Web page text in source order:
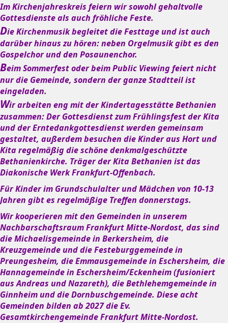
Im Kirchenjahreskreis feiern wir sowohl gehaltvolle
Gottesdienste als auch fröhliche Feste.
Die Kirchenmusik begleitet die Festtage und ist auch
darüber hinaus zu hören: neben Orgelmusik gibt es den
Gospelchor und den Posaunenchor.
Beim Sommerfest oder beim Public Viewing feiert nicht
nur die Gemeinde, sondern der ganze Stadtteil ist
eingeladen.
Wir arbeiten eng mit der Kindertagesstätte Bethanien
zusammen: Der Gottesdienst zum Frühlingsfest der Kita
und der Erntedankgottesdienst werden gemeinsam
gestaltet, außerdem besuchen die Kinder aus Hort und
Kita regelmäßig die schöne denkmalgeschützte
Bethanienkirche. Träger der Kita Bethanien ist das
Diakonische Werk Frankfurt-Offenbach.
Für Kinder im Grundschulalter und Mädchen von 10-13
Jahren gibt es regelmäßige Treffen donnerstags.
Wir kooperieren mit den Gemeinden in unserem
Nachbarschaftsraum Frankfurt Mitte-Nordost, das sind
die Michaelisgemeinde in Berkersheim, die
Kreuzgemeinde und die Festeburggemeinde in
Preungesheim, die Emmausgemeinde in Eschersheim, die
Hannagemeinde in Eschersheim/Eckenheim (fusioniert
aus Andreas und Nazareth), die Bethlehemgemeinde in
Ginnheim und die Dornbuschgemeinde. Diese acht
Gemeinden bilden ab 2027 die Ev.
Gesamtkirchengemeinde Frankfurt Mitte-Nordost.